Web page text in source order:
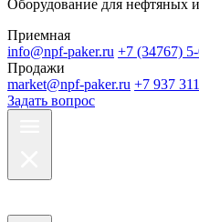
Оборудование для нефтяных
Приемная
info@npf-paker.ru +7 (34767)
Продажи
market@npf-paker.ru +7 937
Задать вопрос